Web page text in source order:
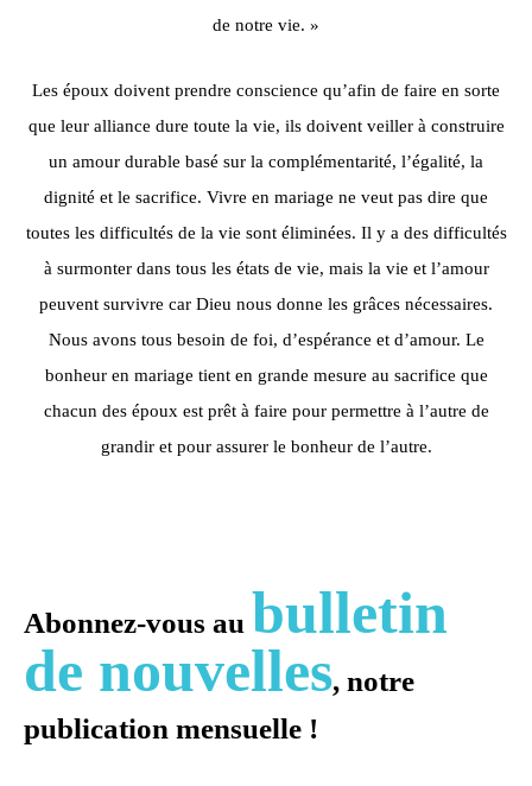
de notre vie. »
Les époux doivent prendre conscience qu’afin de faire en sorte
que leur alliance dure toute la vie, ils doivent veiller à construire
un amour durable basé sur la complémentarité, l’égalité, la
dignité et le sacrifice. Vivre en mariage ne veut pas dire que
toutes les difficultés de la vie sont éliminées. Il y a des difficultés
à surmonter dans tous les états de vie, mais la vie et l’amour
peuvent survivre car Dieu nous donne les grâces nécessaires.
Nous avons tous besoin de foi, d’espérance et d’amour. Le
bonheur en mariage tient en grande mesure au sacrifice que
chacun des époux est prêt à faire pour permettre à l’autre de
grandir et pour assurer le bonheur de l’autre.
Abonnez-vous au bulletin
de nouvelles, notre
publication mensuelle !